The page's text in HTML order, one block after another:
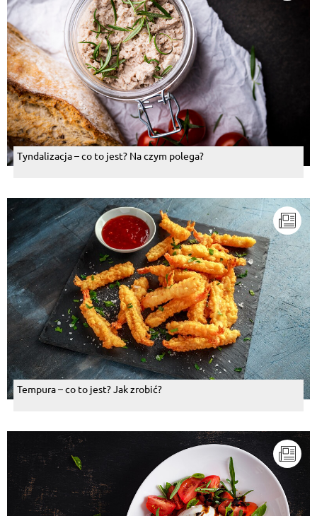
Tyndalizacja – co to jest? Na czym polega?
Tempura – co to jest? Jak zrobić?